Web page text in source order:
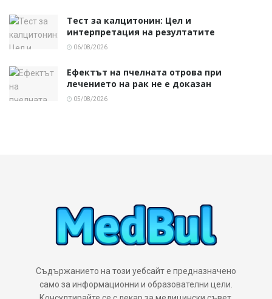
Тест за калцитонин: Цел и
интерпретация на резултатите
06/08/2026
Ефектът на пчелната отрова при
лечението на рак не е доказан
05/08/2026
Съдържанието на този уебсайт е предназначено
само за информационни и образователни цели.